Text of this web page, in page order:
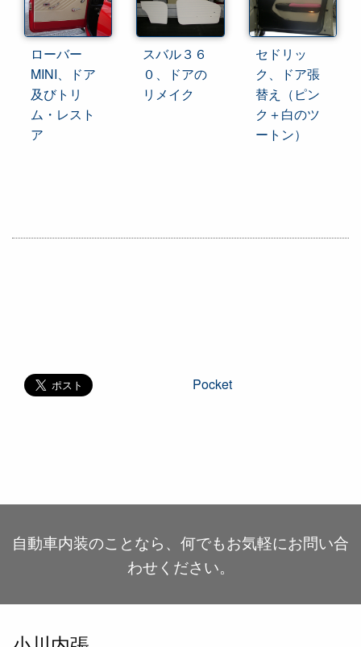
ローバー
MINI、ドア
及びトリ
ム・レスト
ア
スバル３６
０、ドアの
リメイク
セドリッ
ク、ドア張
替え（ピン
ク＋白のツ
ートン）
Pocket
自動車内装のことなら、何でもお気軽にお問い合
わせください。